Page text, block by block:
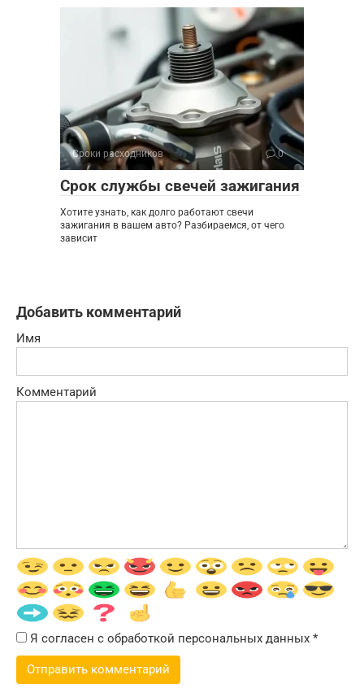
Сроки расходников 0
Срок службы свечей зажигания
Хотите узнать, как долго работают свечи
зажигания в вашем авто? Разбираемся, от чего
зависит
Добавить комментарий
Имя
Комментарий
Я согласен с обработкой персональных данных *